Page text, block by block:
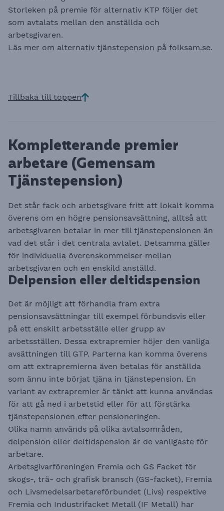
Storleken på premie för alternativ KTP följer det
som avtalats mellan den anställda och
arbetsgivaren.
Läs mer om alternativ tjänstepension på folksam.se.
Tillbaka till toppen
Kompletterande premier
arbetare (Gemensam
Tjänstepension)
​​​​​​​Det står fack och arbetsgivare fritt att lokalt komma
överens om en högre pensionsavsättning, alltså att
arbetsgivaren betalar in mer till tjänstepensionen än
vad det står i det centrala avtalet. Detsamma gäller
för individuella överenskommelser mellan
arbetsgivaren och en enskild anställd.
Delpension eller deltidspension
Det är möjligt att förhandla fram extra
pensionsavsättningar till exempel förbundsvis eller
på ett enskilt arbetsställe eller grupp av
arbetsställen. Dessa extrapremier höjer den vanliga
avsättningen till GTP. Parterna kan komma överens
om att extrapremierna även betalas för anställda
som ännu inte börjat tjäna in tjänstepension. En
variant av extrapremier är tänkt att kunna användas
för att gå ned i arbetstid eller för att förstärka
tjänstepensionen efter pensioneringen.
Olika namn används på olika avtalsområden,
delpension eller deltidspension är de vanligaste för
arbetare.
Arbetsgivarföreningen Fremia och GS Facket för
skogs-, trä- och grafisk bransch (GS-facket), Fremia
och Livsmedelsarbetareförbundet (Livs) respektive
Fremia och Industrifacket Metall (IF Metall) har